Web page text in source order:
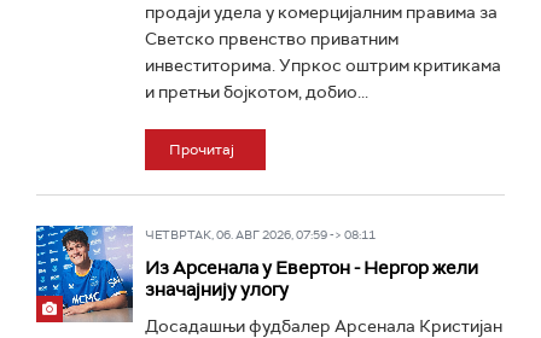
продаји удела у комерцијалним правима за
Светско првенство приватним
инвеститорима. Упркос оштрим критикама
и претњи бојкотом, добио...
Прочитај
ЧЕТВРТАК, 06. АВГ 2026, 07:59 -> 08:11
Из Арсенала у Евертон - Нергор жели
значајнију улогу
Досадашњи фудбалер Арсенала Кристијан